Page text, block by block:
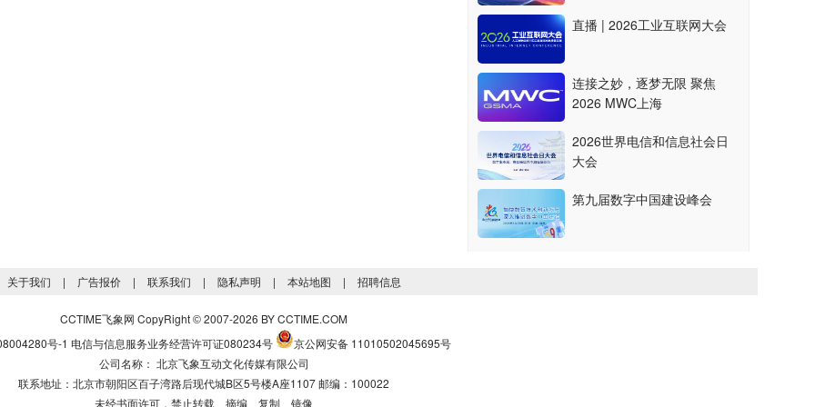
直播 | 2026工业互联网大会
连接之妙，逐梦无限 聚焦
2026 MWC上海
2026世界电信和信息社会日
大会
第九届数字中国建设峰会
关于我们 | 广告报价 | 联系我们 | 隐私声明 | 本站地图 | 招聘信息
CCTIME飞象网 CopyRight © 2007-2026 BY CCTIME.COM
号-1 电信与信息服务业务经营许可证080234号
京公网安备 11010502045695号
公司名称： 北京飞象互动文化传媒有限公司
联系地址：北京市朝阳区百子湾路后现代城B区5号楼A座1107 邮编：100022
未经书面许可，禁止转载、摘编、复制、镜像